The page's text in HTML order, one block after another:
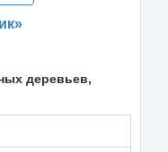
деревьев,